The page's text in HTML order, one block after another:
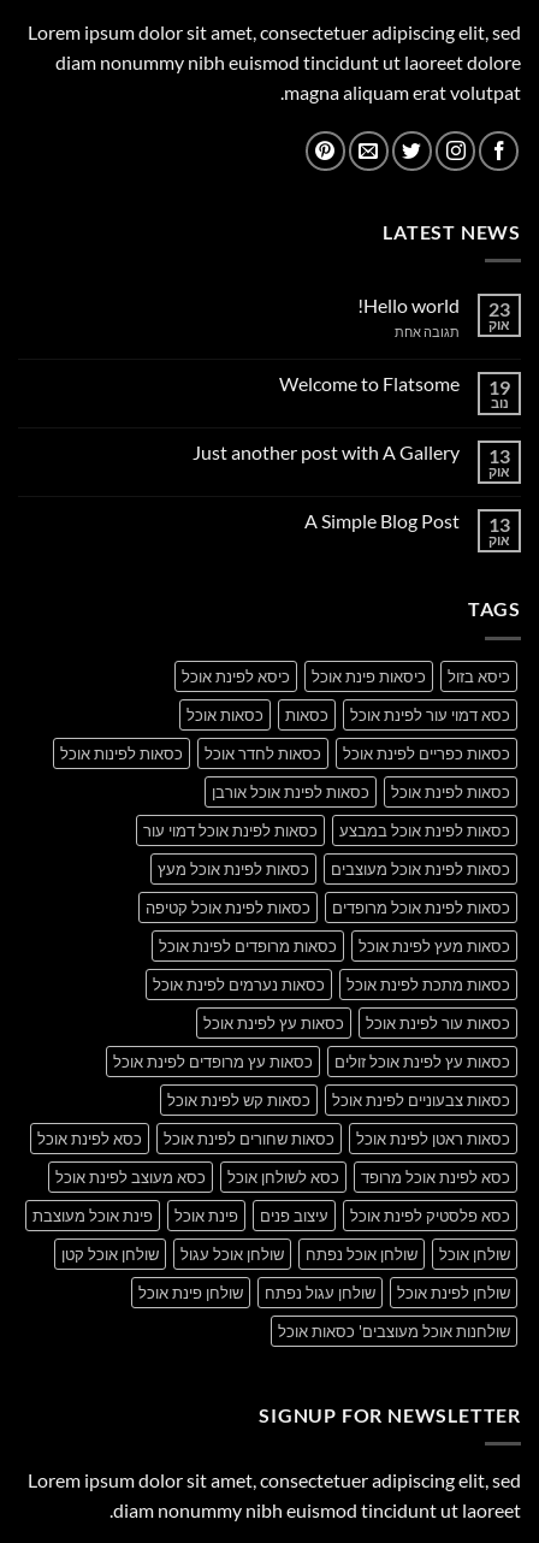
Lorem ipsum dolor sit amet, consectetuer adipiscing elit, sed
diam nonummy nibh euismod tincidunt ut laoreet dolore
magna aliquam erat volutpat.
LATEST NEWS
23
אוק
Hello world!
תגובה אחתעל
19
נוב
Welcome to Flatsome
Welcome
13
אוק
Just another post with A Gallery
Just
13
אוק
A Simple Blog Post
TAGS
כיסא בזול כיסאות פינת אוכל
כיסא לפינת אוכל
כסא דמוי עור לפינת אוכל
כסאות
כסאות אוכל
כסאות כפריים לפינת אוכל
כסאות לחדר אוכל
כסאות לפינות אוכל
כסאות לפינת אוכל
כסאות לפינת אוכל אורבן
כסאות לפינת אוכל במבצע
כסאות לפינת אוכל דמוי עור
כסאות לפינת אוכל מעוצבים
כסאות לפינת אוכל מעץ
כסאות לפינת אוכל מרופדים
כסאות לפינת אוכל קטיפה
כסאות מעץ לפינת אוכל
כסאות מרופדים לפינת אוכל
כסאות מתכת לפינת אוכל
כסאות נערמים לפינת אוכל
כסאות עור לפינת אוכל
כסאות עץ לפינת אוכל
כסאות עץ לפינת אוכל זולים
כסאות עץ מרופדים לפינת אוכל
כסאות צבעוניים לפינת אוכל
כסאות קש לפינת אוכל
כסאות ראטן לפינת אוכל
כסאות שחורים לפינת אוכל
כסא לפינת אוכל
כסא לפינת אוכל מרופד
כסא לשולחן אוכל
כסא מעוצב לפינת אוכל
כסא פלסטיק לפינת אוכל
עיצוב פנים פינת אוכל
פינת אוכל מעוצבת
שולחן אוכל
שולחן אוכל נפתח שולחן אוכל עגול
שולחן אוכל קטן
שולחן לפינת אוכל
שולחן עגול נפתח
שולחן פינת אוכל
שולחנות אוכל מעוצבים' כסאות אוכל
SIGNUP FOR NEWSLETTER
Lorem ipsum dolor sit amet, consectetuer adipiscing elit, sed
diam nonummy nibh euismod tincidunt ut laoreet.